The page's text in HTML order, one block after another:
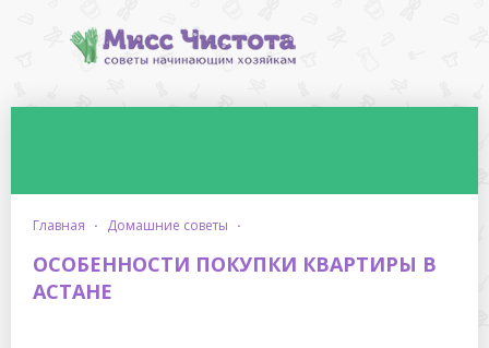
главная · домашние советы ·
ОСОБЕННОСТИ ПОКУПКИ КВАРТИРЫ В
АСТАНЕ